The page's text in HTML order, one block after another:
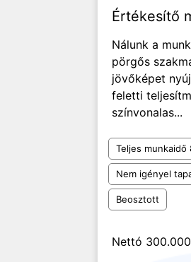
Értékesítő
Nálunk a
pörgős
jövőképet
feletti
színvonalas...
Teljes munkaidő
Nem igényel
Beosztott
Nettó